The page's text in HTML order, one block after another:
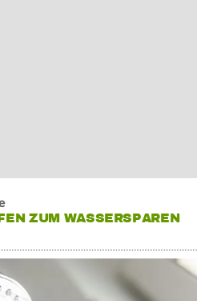
ZUM WASSERSPAREN